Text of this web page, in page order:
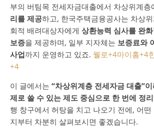
부의 버팀목 전세자금대출에서 차상위계층
리를 제공하고, 한국주택금융공사는 차상
회적 배려대상자에게 상환능력 심사를 완
보증을 제공하며, 일부 지자체는 보증료와
사업까지 운영하고 있죠. 웰로+4마이홈+4
+4
이 글에서는 “차상위계층 전세자금 대출”
제로 쓸 수 있는 제도 중심으로 한 번에 정리
행 창구에서 허탕을 치고 나오기 전에, 어
지부터 차분히 살펴보시면 좋겠습니다.